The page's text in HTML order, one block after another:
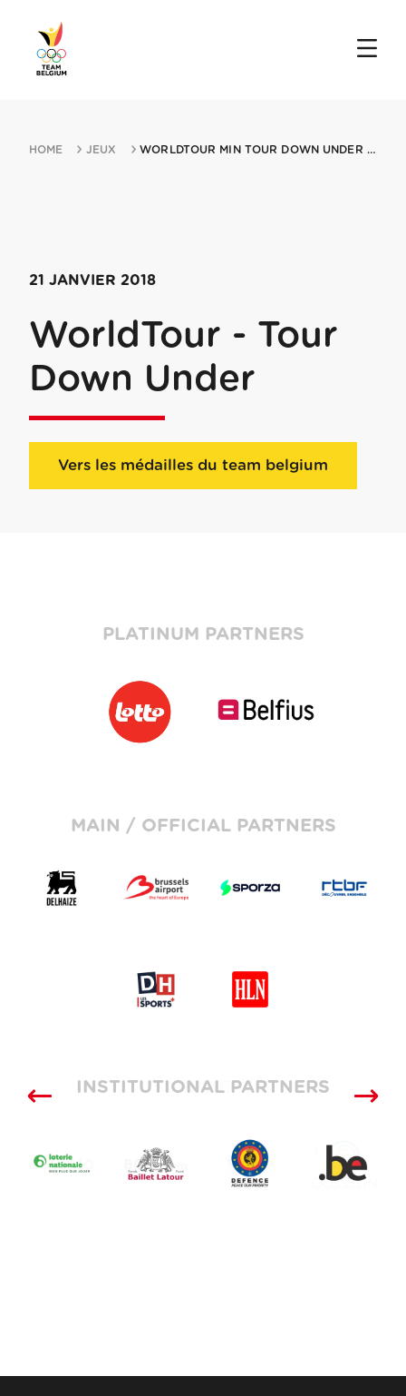
HOME JEUX WORLDTOUR MIN TOUR DOWN UNDER 21012018 PORT ADELAIDE
21 JANVIER 2018
WorldTour - Tour
Down Under
Vers les médailles du team belgium
PLATINUM PARTNERS
MAIN / OFFICIAL PARTNERS
SUPPLIERS
INSTITUTIONAL PARTNERS